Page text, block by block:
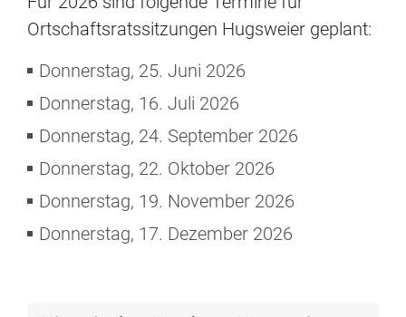
Ortschaftsratssitzungen Hugsweier geplant:
Donnerstag, 25. Juni 2026
Donnerstag, 16. Juli 2026
Donnerstag, 24. September 2026
Donnerstag, 22. Oktober 2026
Donnerstag, 19. November 2026
Donnerstag, 17. Dezember 2026